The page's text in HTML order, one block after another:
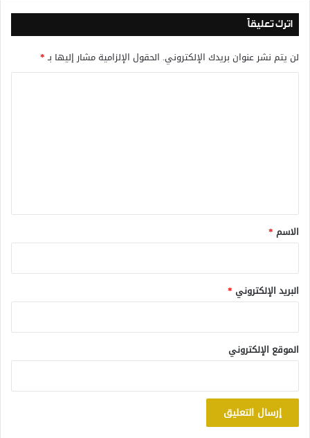
اترك تعليقاً
لن يتم نشر عنوان بريدك الإلكتروني. الحقول الإلزامية مشار إليها بـ*
*
الاسم *
البريد الإلكتروني *
الموقع الإلكتروني